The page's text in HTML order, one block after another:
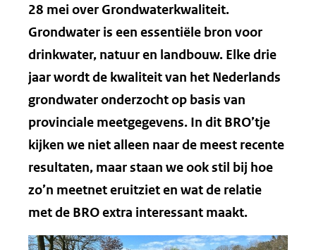
28 mei over Grondwaterkwaliteit.
Grondwater is een essentiële bron voor
drinkwater, natuur en landbouw. Elke drie
jaar wordt de kwaliteit van het Nederlands
grondwater onderzocht op basis van
provinciale meetgegevens. In dit BRO’tje
kijken we niet alleen naar de meest recente
resultaten, maar staan we ook stil bij hoe
zo’n meetnet eruitziet en wat de relatie
met de BRO extra interessant maakt.